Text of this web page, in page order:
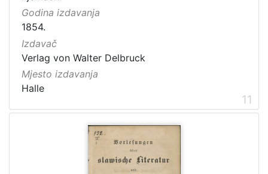
Godina izdavanja
1854.
Izdavač
Verlag von Walter Delbruck
Mjesto izdavanja
Halle
11